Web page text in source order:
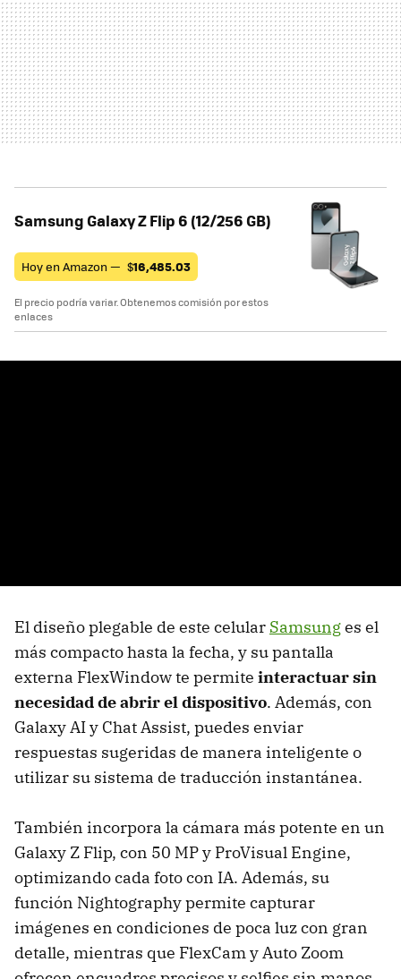
Samsung Galaxy Z Flip 6 (12/256 GB)
Hoy en Amazon — $16,485.03
El precio podría variar. Obtenemos comisión por estos
enlaces
El diseño plegable de este celular Samsunges el
más compacto hasta la fecha, y su pantalla
externa FlexWindow te permite interactuar sin
necesidad de abrir el dispositivo. Además, con
Galaxy AI y Chat Assist, puedes enviar
respuestas sugeridas de manera inteligente o
utilizar su sistema de traducción instantánea.
También incorpora la cámara más potente en un
Galaxy Z Flip, con 50 MP y ProVisual Engine,
optimizando cada foto con IA. Además, su
función Nightography permite capturar
imágenes en condiciones de poca luz con gran
detalle, mientras que FlexCam y Auto Zoom